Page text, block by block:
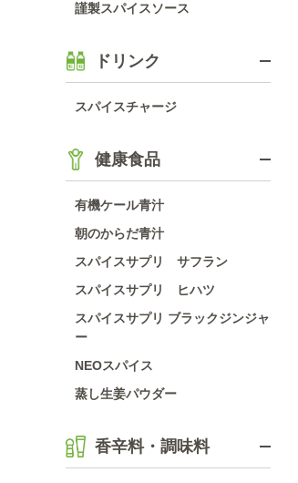
謹製スパイスソース
ドリンク
スパイスチャージ
健康食品
有機ケール青汁
朝のからだ青汁
スパイスサプリ サフラン
スパイスサプリ ヒハツ
スパイスサプリ ブラックジンジャ
ー
NEOスパイス
蒸し生姜パウダー
香辛料・調味料